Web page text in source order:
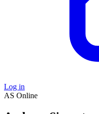
Log in
AS Online